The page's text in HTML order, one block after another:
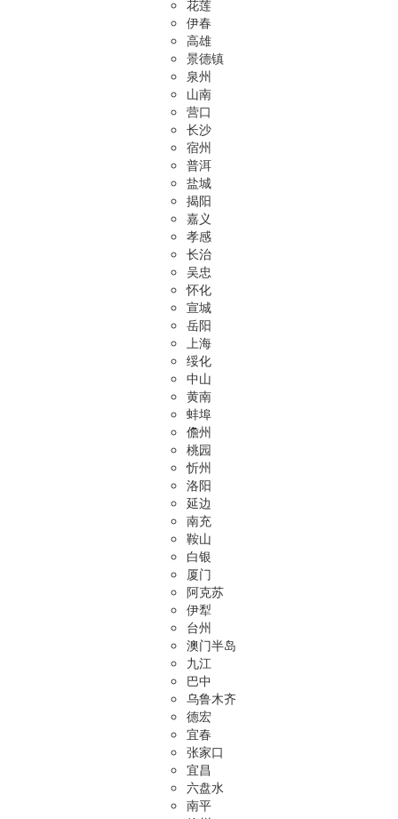
花莲
伊春
高雄
景德镇
泉州
山南
营口
长沙
宿州
普洱
盐城
揭阳
嘉义
孝感
长治
吴忠
怀化
宣城
岳阳
上海
绥化
中山
黄南
蚌埠
儋州
桃园
忻州
洛阳
延边
南充
鞍山
白银
厦门
阿克苏
伊犁
台州
澳门半岛
九江
巴中
乌鲁木齐
德宏
宜春
张家口
宜昌
六盘水
南平